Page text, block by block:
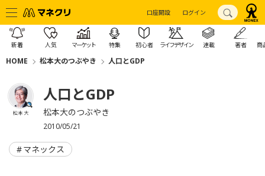
口座開設 ログイン
新着 人気 マーケット 特集 初心者 ライフデザイン 連載 著者 商
HOME 松本大のつぶやき 人口とGDP
松本 大
人口とGDP
松本大のつぶやき
2010/05/21
マネックス